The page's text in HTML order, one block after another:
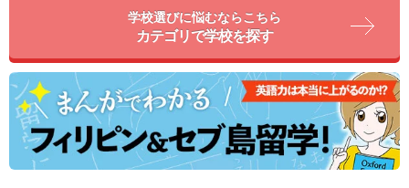
学校選びに悩むならこちら
カテゴリで学校を探す